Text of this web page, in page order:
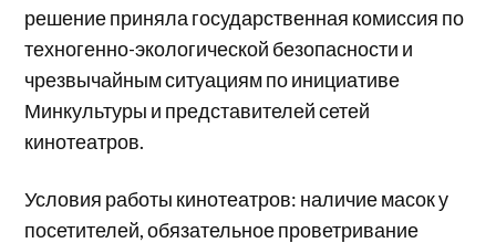
решение приняла государственная комиссия по
техногенно-экологической безопасности и
чрезвычайным ситуациям по инициативе
Минкультуры и представителей сетей
кинотеатров.
Условия работы кинотеатров: наличие масок у
посетителей, обязательное проветривание